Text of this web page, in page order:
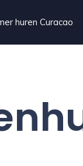
huren Curacao